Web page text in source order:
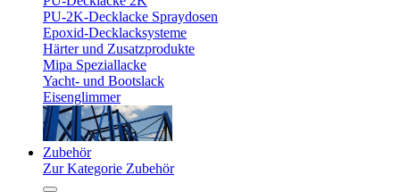
PU-2K-Decklacke Spraydosen
Epoxid-Decklacksysteme
Härter und Zusatzprodukte
Mipa Speziallacke
Yacht- und Bootslack
Eisenglimmer
Zubehör
Zur Kategorie Zubehör